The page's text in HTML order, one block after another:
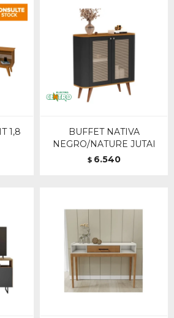
1,8
BUFFET NATIVA
NEGRO/NATURE JUTAI
$ 6.540